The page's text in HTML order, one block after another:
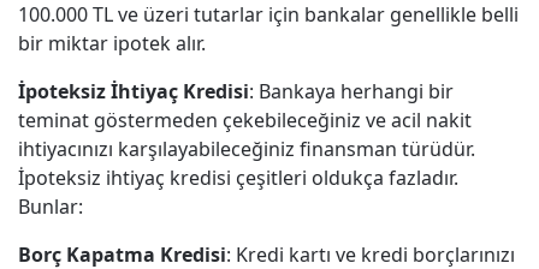
100.000 TL ve üzeri tutarlar için bankalar genellikle belli
bir miktar ipotek alır.
İpoteksiz İhtiyaç Kredisi: Bankaya herhangi bir
teminat göstermeden çekebileceğiniz ve acil nakit
ihtiyacınızı karşılayabileceğiniz finansman türüdür.
İpoteksiz ihtiyaç kredisi çeşitleri oldukça fazladır.
Bunlar:
Borç Kapatma Kredisi: Kredi kartı ve kredi borçlarınızı